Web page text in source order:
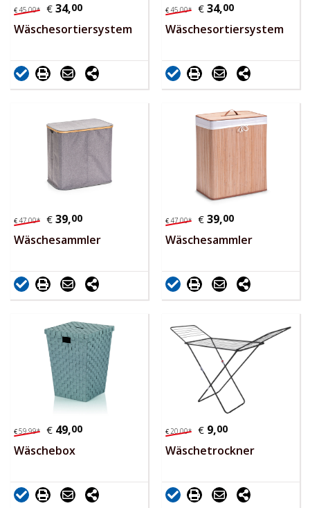
€45,00* € 34,00
Wäschesortiersystem
€45,00* € 34,00
Wäschesortiersystem
€47,00* € 39,00
Wäschesammler
€47,00* € 39,00
Wäschesammler
€59,99* € 49,00
Wäschebox
€20,00* € 9,00
Wäschetrockner